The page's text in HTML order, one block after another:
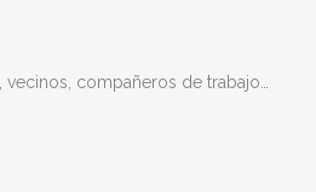
compañeros de trabajo…